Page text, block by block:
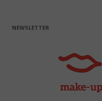
NEWSLETTER